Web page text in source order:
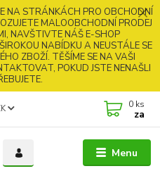
NA STRÁNKÁCH PRO OBCHODNÍ
MALOOBCHODNÍ PRODEJ
NAVŠTIVTE NÁŠ E-SHOP
NABÍDKU A NEUSTÁLE SE
ZBOŽÍ. TĚŠÍME SE NA VAŠI
POKUD JSTE NENAŠLI
Menu
0 ks
za